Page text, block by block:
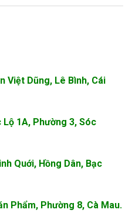
Việt Dũng, Lê Bình, Cái
Lộ 1A, Phường 3, Sóc
Quới, Hồng Dân, Bạc
Phẩm, Phường 8, Cà Mau.